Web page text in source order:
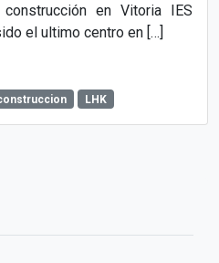
en Vitoria IES
el ultimo centro en […]
LHK